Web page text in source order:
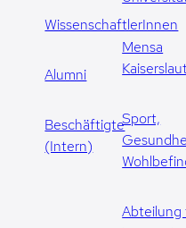
WissenschaftlerInnen
Alumni
Beschäftigte
(Intern)
Mensa
Sport,
Abteilung